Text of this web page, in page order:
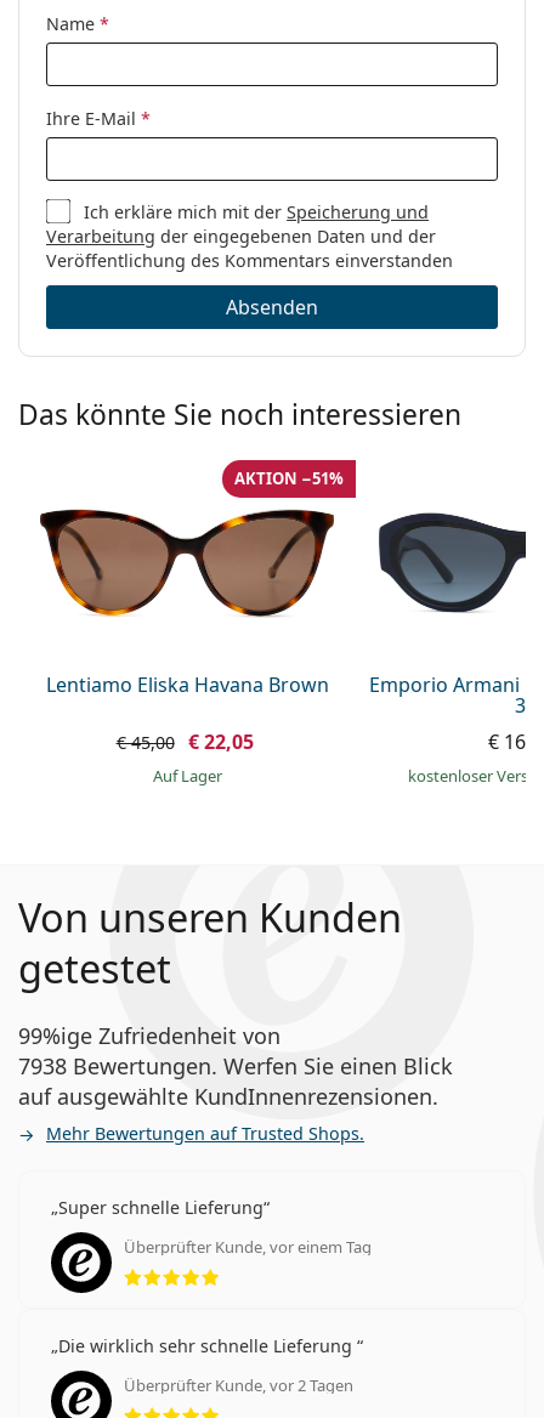
Name *
Ihre E-Mail *
Ich erkläre mich mit derSpeicherung und
Verarbeitung der eingegebenen Daten und der
Veröffentlichung des Kommentars einverstanden
Absenden
Das könnte Sie noch interessieren
Lentiamo Eliska Havana Brown
AKTION −51%
€ 45,00 € 22,05
auf Lager
Emporio Armani
36
€
kostenloser
Von unseren Kunden
getestet
99%ige Zufriedenheit von
7938 Bewertungen. Werfen Sie einen Blick
auf ausgewählte KundInnenrezensionen.
Mehr Bewertungen auf Trusted Shops.
Super schnelle Lieferung
Überprüfter Kunde, vor einem Tag
Bewertung 5 aus 5
Die wirklich sehr schnelle Lieferung
Überprüfter Kunde, vor 2 Tagen
Bewertung 5 aus 5